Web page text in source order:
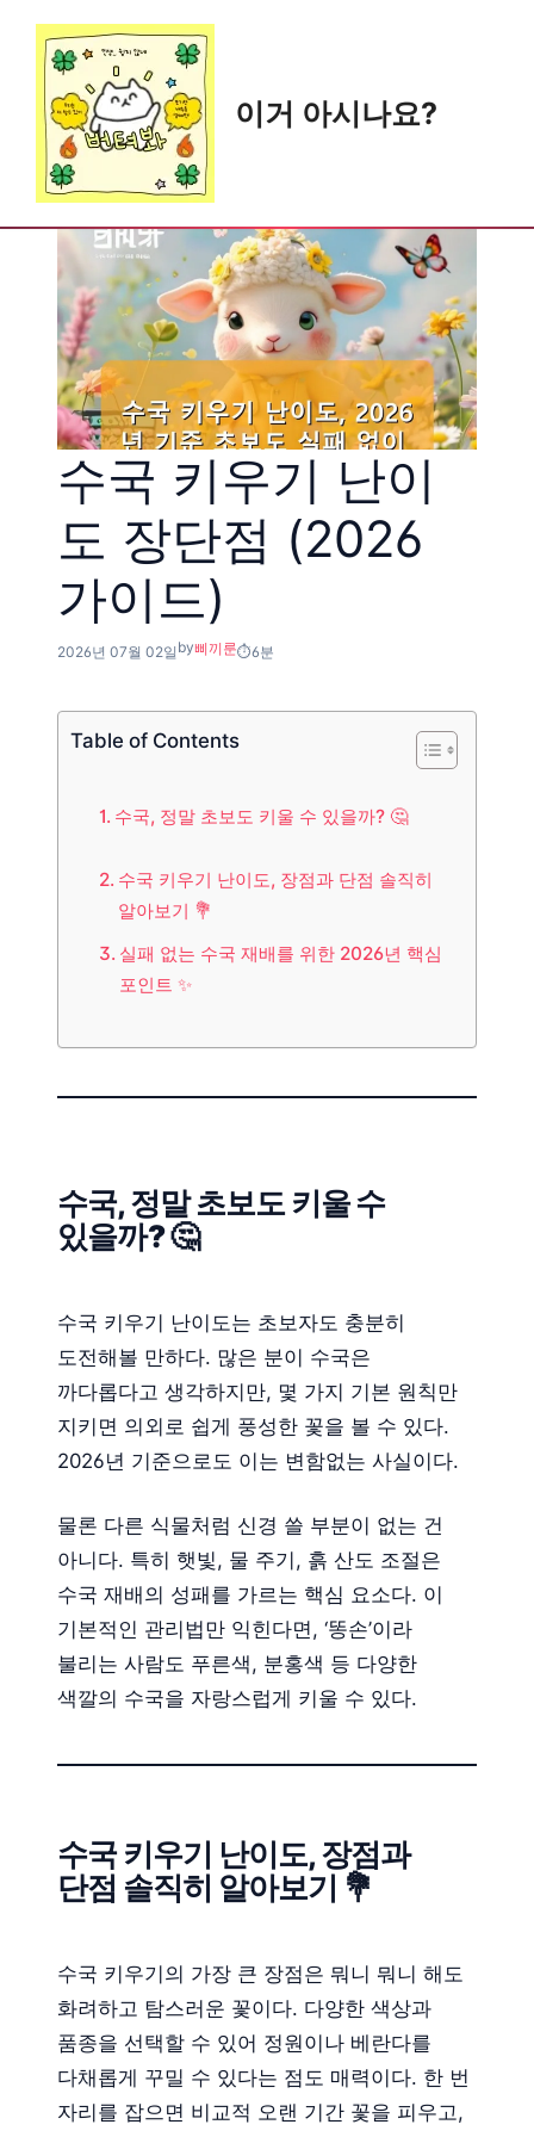
content
이거 아시나요?
수국 키우기 난이
도 장단점 (2026
가이드)
2026년 07월 02일 by삐끼룬 6분
Table of Contents
수국, 정말 초보도 키울 수 있을까? 🤔
수국 키우기 난이도, 장점과 단점 솔직히
알아보기 💐
실패 없는 수국 재배를 위한 2026년 핵심
포인트 ✨
수국, 정말 초보도 키울 수
있을까? 🤔
수국 키우기 난이도는 초보자도 충분히
도전해볼 만하다. 많은 분이 수국은
까다롭다고 생각하지만, 몇 가지 기본 원칙만
지키면 의외로 쉽게 풍성한 꽃을 볼 수 있다.
2026년 기준으로도 이는 변함없는 사실이다.
물론 다른 식물처럼 신경 쓸 부분이 없는 건
아니다. 특히 햇빛, 물 주기, 흙 산도 조절은
수국 재배의 성패를 가르는 핵심 요소다. 이
기본적인 관리법만 익힌다면, ‘똥손’이라
불리는 사람도 푸른색, 분홍색 등 다양한
색깔의 수국을 자랑스럽게 키울 수 있다.
수국 키우기 난이도, 장점과
단점 솔직히 알아보기 💐
수국 키우기의 가장 큰 장점은 뭐니 뭐니 해도
화려하고 탐스러운 꽃이다. 다양한 색상과
품종을 선택할 수 있어 정원이나 베란다를
다채롭게 꾸밀 수 있다는 점도 매력이다. 한 번
자리를 잡으면 비교적 오랜 기간 꽃을 피우고,